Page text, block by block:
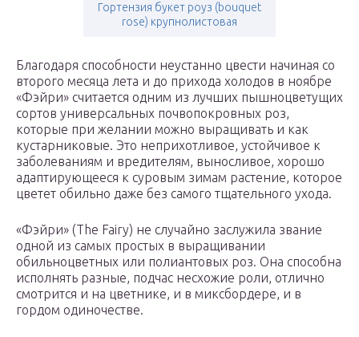
Гортензия букет роуз (bouquet
rose) крупнолистовая
Благодаря способности неустанно цвести начиная со
второго месяца лета и до прихода холодов в ноябре
«Фэйри» считается одним из лучших пышноцветущих
сортов универсальных почвопокровных роз,
которые при желании можно выращивать и как
кустарниковые. Это неприхотливое, устойчивое к
заболеваниям и вредителям, выносливое, хорошо
адаптирующееся к суровым зимам растение, которое
цветет обильно даже без самого тщательного ухода.
«Фэйри» (The Fairy) не случайно заслужила звание
одной из самых простых в выращивании
обильноцветных или полиантовых роз. Она способна
исполнять разные, подчас несхожие роли, отлично
смотрится и на цветнике, и в миксбордере, и в
гордом одиночестве.